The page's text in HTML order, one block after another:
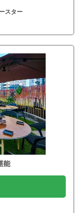
スター
能